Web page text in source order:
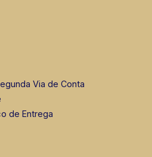
Via de Conta
de Entrega